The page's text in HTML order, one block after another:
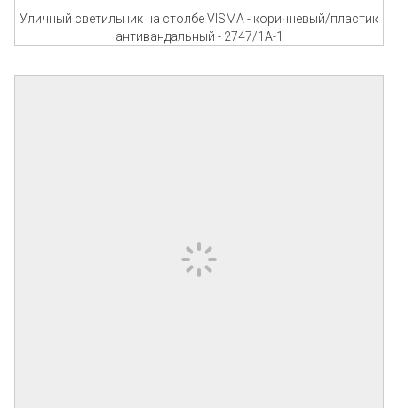
Уличный светильник на столбе VISMA - коричневый/пластик
антивандальный - 2747/1A-1